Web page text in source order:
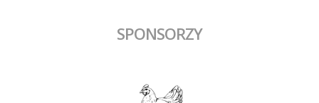
SPONSORZY